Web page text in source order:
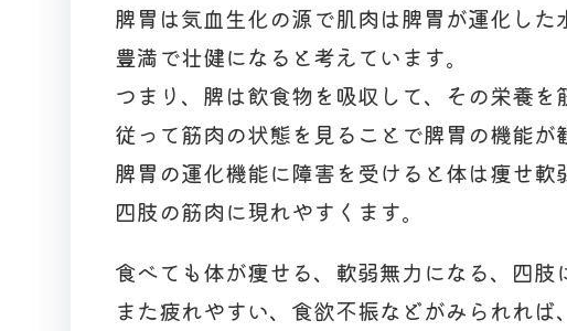
脾胃は気血生化の源で肌肉は脾胃が運化した
豊満で壮健になると考えています。
つまり、脾は飲食物を吸収して、その栄養を
従って筋肉の状態を見ることで脾胃の機能が
脾胃の運化機能に障害を受けると体は痩せ軟
四肢の筋肉に現れやすくます。
食べても体が痩せる、軟弱無力になる、四肢
また疲れやすい、食欲不振などがみられれ